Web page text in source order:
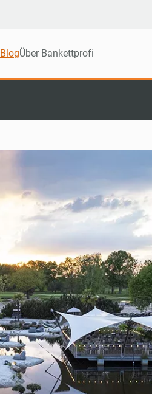
BlogÜber Bankettprofi